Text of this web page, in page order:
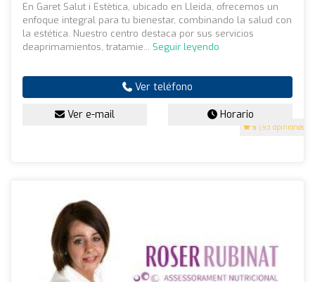
5 (93 opiniones)
En Garet Salut i Estètica, ubicado en Lleida, ofrecemos un
enfoque integral para tu bienestar, combinando la salud con
la estética. Nuestro centro destaca por sus servicios
deaprimamientos, tratamie... Seguir leyendo
Ver teléfono
Ver e-mail Horario